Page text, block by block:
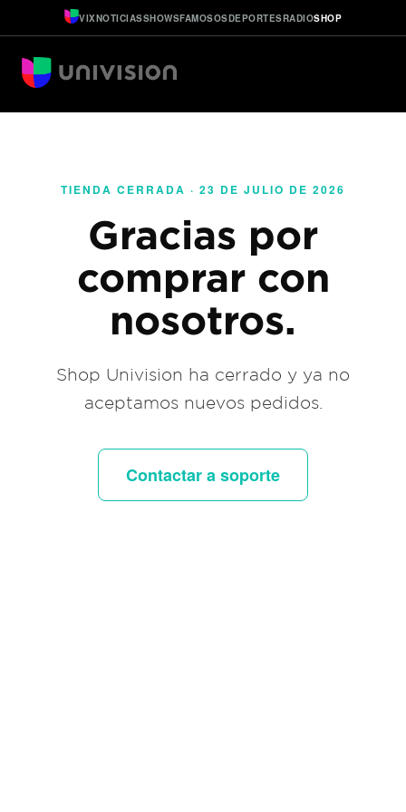
VIXNOTICIASSHOWSFAMOSOSDEPORTESRADIOSHOP
TIENDA CERRADA · 23 DE JULIO DE 2026
Gracias por
comprar con
nosotros.
Shop Univision ha cerrado y ya no
aceptamos nuevos pedidos.
Contactar a soporte